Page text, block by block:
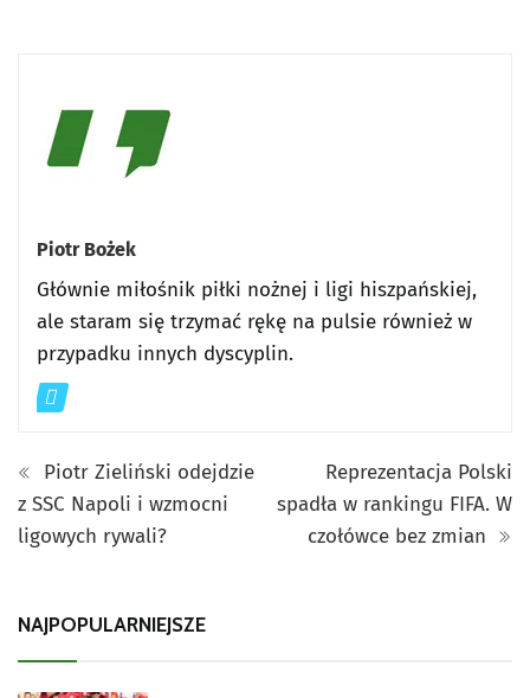
Piotr Bożek
Głównie miłośnik piłki nożnej i ligi hiszpańskiej,
ale staram się trzymać rękę na pulsie również w
przypadku innych dyscyplin.
Piotr Zieliński odejdzie
z SSC Napoli i wzmocni
ligowych rywali?
Reprezentacja Polski
spadła w rankingu FIFA. W
czołówce bez zmian
NAJPOPULARNIEJSZE